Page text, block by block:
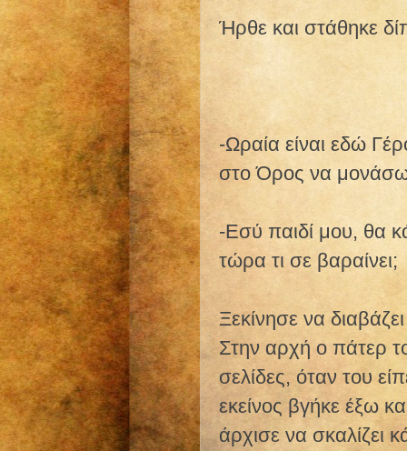
Ήρθε και στάθηκε
-Ωραία είναι εδώ
στο Όρος να
-Εσύ παιδί μου, θα
τώρα τι σε βαραίνει;
Ξεκίνησε να
Στην αρχή ο πάτερ
σελίδες, όταν του
εκείνος βγήκε έξω
άρχισε να σκαλίζει